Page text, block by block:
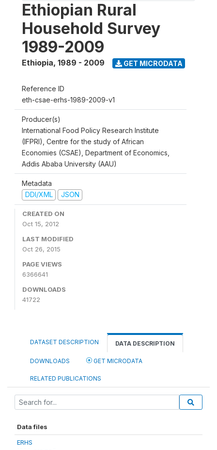
Ethiopian Rural
Household Survey
1989-2009
Ethiopia, 1989 - 2009 GET MICRODATA
Reference ID
eth-csae-erhs-1989-2009-v1
Producer(s)
International Food Policy Research Institute
(IFPRI), Centre for the study of African
Economies (CSAE), Department of Economics,
Addis Ababa University (AAU)
Metadata
DDI/XML
JSON
CREATED ON
Oct 15, 2012
LAST MODIFIED
Oct 26, 2015
PAGE VIEWS
6366641
DOWNLOADS
41722
DATASET DESCRIPTION DATA DESCRIPTION
DOWNLOADS GET MICRODATA
RELATED PUBLICATIONS
Data files
ERHS